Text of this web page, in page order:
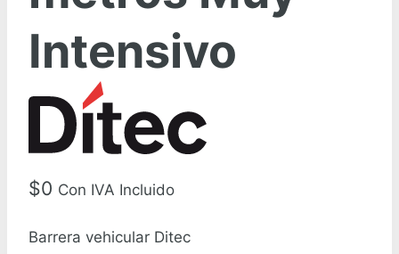
Intensivo
$0 Con IVA Incluido
Barrera vehicular Ditec